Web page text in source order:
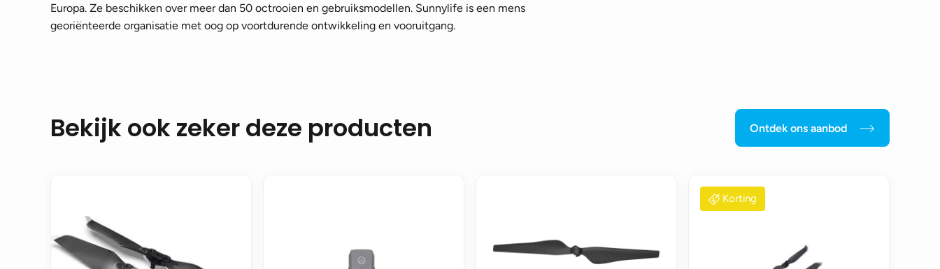
Europa. Ze beschikken over meer dan 50 octrooien en gebruiksmodellen. Sunnylife is een mens
georiënteerde organisatie met oog op voortdurende ontwikkeling en vooruitgang.
Bekijk ook zeker deze producten Ontdek ons aanbod
Korting